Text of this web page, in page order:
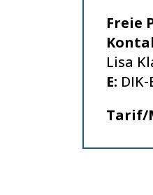
Freie
Lisa
E:
Tarif/